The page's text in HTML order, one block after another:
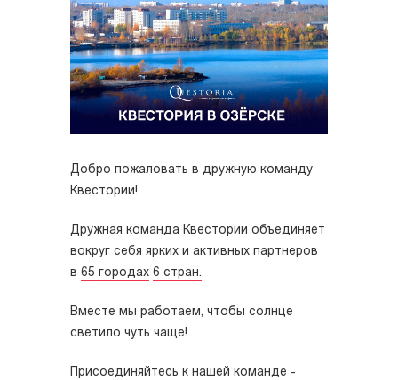
Добро пожаловать в дружную команду
Квестории!
Дружная команда Квестории объединяет
вокруг себя ярких и активных партнеров
в 65 городах 6 стран.
Вместе мы работаем, чтобы солнце
светило чуть чаще!
Присоединяйтесь к нашей команде -